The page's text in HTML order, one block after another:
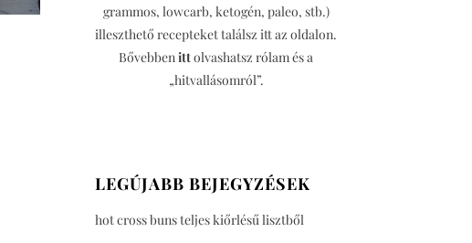
grammos, lowcarb, ketogén, paleo, stb.)
illeszthető recepteket találsz itt az oldalon.
Bővebbenittolvashatsz rólam és a
„hitvallásomról”.
LEGÚJABB BEJEGYZÉSEK
hot cross buns teljes kiőrlésű lisztből